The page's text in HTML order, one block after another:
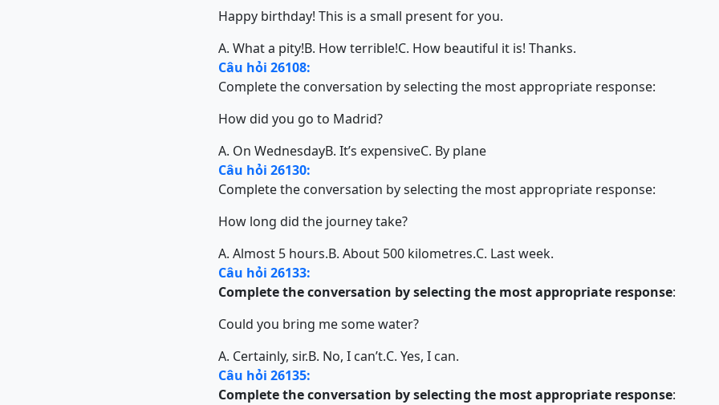
Happy birthday! This is a small present for you.
A. What a pity!B. How terrible!C. How beautiful it is! Thanks.
Câu hỏi 26108:
Complete the conversation by selecting the most appropriate response:
How did you go to Madrid?
A. On WednesdayB. It’s expensiveC. By plane
Câu hỏi 26130:
Complete the conversation by selecting the most appropriate response:
How long did the journey take?
A. Almost 5 hours.B. About 500 kilometres.C. Last week.
Câu hỏi 26133:
Complete the conversation by selecting the most appropriate response:
Could you bring me some water?
A. Certainly, sir.B. No, I can’t.C. Yes, I can.
Câu hỏi 26135:
Complete the conversation by selecting the most appropriate response: